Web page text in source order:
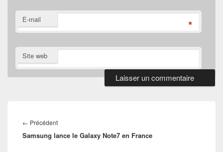
E-mail *
Site web
de
l’article
← PrécédentArticle
précédent :
Samsung lance le Galaxy Note7 en France